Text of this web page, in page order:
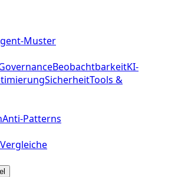
BeobachtbarkeitKI-
SicherheitTools &
Anti-Patterns
Vergleiche